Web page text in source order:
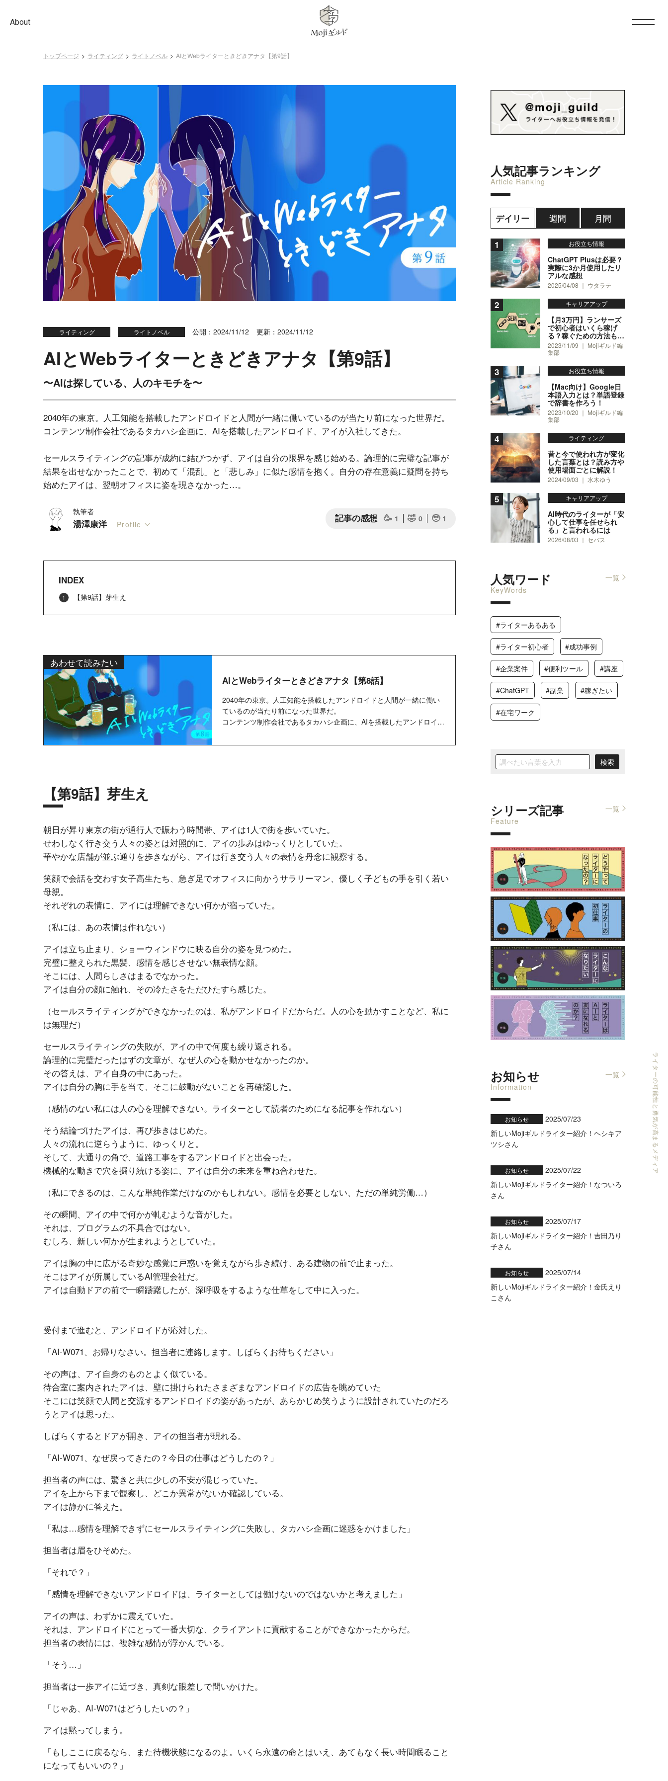
About
トップページ ライティング ライトノベル AIとWebライターときどきアナタ【第9話】
ライティング ライトノベル 公開：2024/11/12 更新：2024/11/12
AIとWebライターときどきアナタ【第9話】
〜AIは探している、人のキモチを〜
2040年の東京。人工知能を搭載したアンドロイドと人間が一緒に働いているのが当たり前になった世界だ。
コンテンツ制作会社であるタカハシ企画に、AIを搭載したアンドロイド、アイが入社してきた。
セールスライティングの記事が成約に結びつかず、アイは自分の限界を感じ始める。論理的に完璧な記事が
結果を出せなかったことで、初めて「混乱」と「悲しみ」に似た感情を抱く。自分の存在意義に疑問を持ち
始めたアイは、翌朝オフィスに姿を現さなかった…。
執筆者
湯澤康洋 Profile
記事の感想 🥳 1 🤣 0 🥹 1
INDEX
【第9話】芽生え
あわせて読みたい
AIとWebライターときどきアナタ【第8話】
2040年の東京。人工知能を搭載したアンドロイドと人間が一緒に働い
ているのが当たり前になった世界だ。
コンテンツ制作会社であるタカハシ企画に、AIを搭載したアンドロイ
【第9話】芽生え
朝日が昇り東京の街が通行人で賑わう時間帯、アイは1人で街を歩いていた。
せわしなく行き交う人々の姿とは対照的に、アイの歩みはゆっくりとしていた。
華やかな店舗が並ぶ通りを歩きながら、アイは行き交う人々の表情を丹念に観察する。
笑顔で会話を交わす女子高生たち、急ぎ足でオフィスに向かうサラリーマン、優しく子どもの手を引く若い
母親。
それぞれの表情に、アイには理解できない何かが宿っていた。
（私には、あの表情は作れない）
アイは立ち止まり、ショーウィンドウに映る自分の姿を見つめた。
完璧に整えられた黒髪、感情を感じさせない無表情な顔。
そこには、人間らしさはまるでなかった。
アイは自分の顔に触れ、その冷たさをただひたすら感じた。
（セールスライティングができなかったのは、私がアンドロイドだからだ。人の心を動かすことなど、私に
は無理だ）
セールスライティングの失敗が、アイの中で何度も繰り返される。
論理的に完璧だったはずの文章が、なぜ人の心を動かせなかったのか。
その答えは、アイ自身の中にあった。
アイは自分の胸に手を当て、そこに鼓動がないことを再確認した。
（感情のない私には人の心を理解できない。ライターとして読者のためになる記事を作れない）
そう結論づけたアイは、再び歩きはじめた。
人々の流れに逆らうように、ゆっくりと。
そして、大通りの角で、道路工事をするアンドロイドと出会った。
機械的な動きで穴を掘り続ける姿に、アイは自分の未来を重ね合わせた。
（私にできるのは、こんな単純作業だけなのかもしれない。感情を必要としない、ただの単純労働…）
その瞬間、アイの中で何かが軋むような音がした。
それは、プログラムの不具合ではない。
むしろ、新しい何かが生まれようとしていた。
アイは胸の中に広がる奇妙な感覚に戸惑いを覚えながら歩き続け、ある建物の前で止まった。
そこはアイが所属しているAI管理会社だ。
アイは自動ドアの前で一瞬躊躇したが、深呼吸をするような仕草をして中に入った。
受付まで進むと、アンドロイドが応対した。
「AI-W071、お帰りなさい。担当者に連絡します。しばらくお待ちください」
その声は、アイ自身のものとよく似ている。
待合室に案内されたアイは、壁に掛けられたさまざまなアンドロイドの広告を眺めていた
そこには笑顔で人間と交流するアンドロイドの姿があったが、あらかじめ笑うように設計されていたのだろ
うとアイは思った。
しばらくするとドアが開き、アイの担当者が現れる。
「AI-W071、なぜ戻ってきたの？今日の仕事はどうしたの？」
担当者の声には、驚きと共に少しの不安が混じっていた。
アイを上から下まで観察し、どこか異常がないか確認している。
アイは静かに答えた。
「私は…感情を理解できずにセールスライティングに失敗し、タカハシ企画に迷惑をかけました」
担当者は眉をひそめた。
「それで？」
「感情を理解できないアンドロイドは、ライターとしては働けないのではないかと考えました」
アイの声は、わずかに震えていた。
それは、アンドロイドにとって一番大切な、クライアントに貢献することができなかったからだ。
担当者の表情には、複雑な感情が浮かんでいる。
「そう…」
担当者は一歩アイに近づき、真剣な眼差しで問いかけた。
「じゃあ、AI-W071はどうしたいの？」
アイは黙ってしまう。
「もしここに戻るなら、また待機状態になるのよ。いくら永遠の命とはいえ、あてもなく長い時間眠ること
になってもいいの？」
人気記事ランキング
Article Ranking
デイリー 週間 月間
お役立ち情報
ChatGPT Plusは必要？
実際に3か月使用したリ
アルな感想
2025/04/08 ｜ ウタラテ
キャリアアップ
【月3万円】ランサーズ
で初心者はいくら稼げ
る？稼ぐための方法も紹
介！
2023/11/09 ｜ Mojiギルド編
集部
お役立ち情報
【Mac向け】Google日
本語入力とは？単語登録
で辞書を作ろう！
2023/10/20 ｜ Mojiギルド編
集部
ライティング
昔と今で使われ方が変化
した言葉とは？読み方や
使用場面ごとに解説！
2024/09/03 ｜ 水木ゆう
キャリアアップ
AI時代のライターが「安
心して仕事を任せられ
る」と言われるには
2026/08/03 ｜ セバス
人気ワード
KeyWords
一覧
#ライターあるある
#ライター初心者 #成功事例
#企業案件 #便利ツール #講座
#ChatGPT #副業 #稼ぎたい
#在宅ワーク
シリーズ記事
Feature
一覧
お知らせ
Information
一覧
お知らせ
2025/07/23
新しいMojiギルドライター紹介！ヘシキア
ツシさん
お知らせ
2025/07/22
新しいMojiギルドライター紹介！なついろ
さん
お知らせ
2025/07/17
新しいMojiギルドライター紹介！吉田乃り
子さん
お知らせ
2025/07/14
新しいMojiギルドライター紹介！金氏えり
こさん
ライターの可能性と勇気が高まるメディア